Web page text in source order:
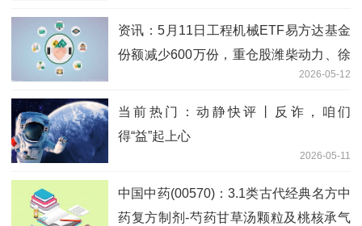
资讯：5月11日工程机械ETF易方达基金
份额减少600万份，重仓股潍柴动力、徐
2026-05-12
当前热门：动静快评丨反诈，咱们
得“益”起上心
2026-05-11
中国中药(00570)：3.1类古代经典名方中
药复方制剂-芍药甘草汤颗粒及桃核承气